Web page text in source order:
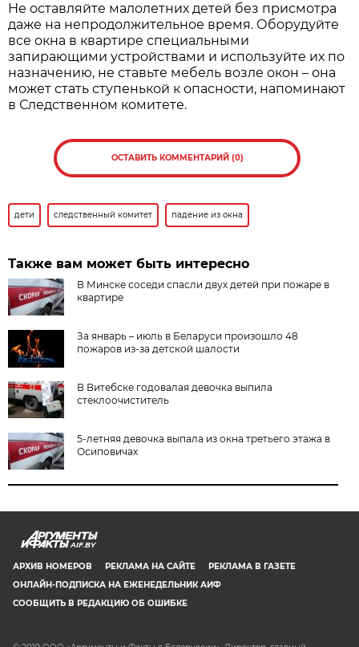
Не оставляйте малолетних детей без присмотра
даже на непродолжительное время. Оборудуйте
все окна в квартире специальными
запирающими устройствами и используйте их по
назначению, не ставьте мебель возле окон – она
может стать ступенькой к опасности, напоминают
в Следственном комитете.
ОСТАВИТЬ КОММЕНТАРИЙ (0)
дети следственный комитет падение из окна
Также вам может быть интересно
В Минске соседи спасли двух детей при пожаре в
квартире
За январь – июль в Беларуси произошло 48
пожаров из-за детской шалости
В Витебске годовалая девочка выпила
стеклоочиститель
5-летняя девочка выпала из окна третьего этажа в
Осиповичах
AIF.BY
АРХИВ НОМЕРОВ РЕКЛАМА НА САЙТЕ
РЕКЛАМА В ГАЗЕТЕ
ОНЛАЙН-ПОДПИСКА НА ЕЖЕНЕДЕЛЬНИК АИФ
СООБЩИТЬ В РЕДАКЦИЮ ОБ ОШИБКЕ